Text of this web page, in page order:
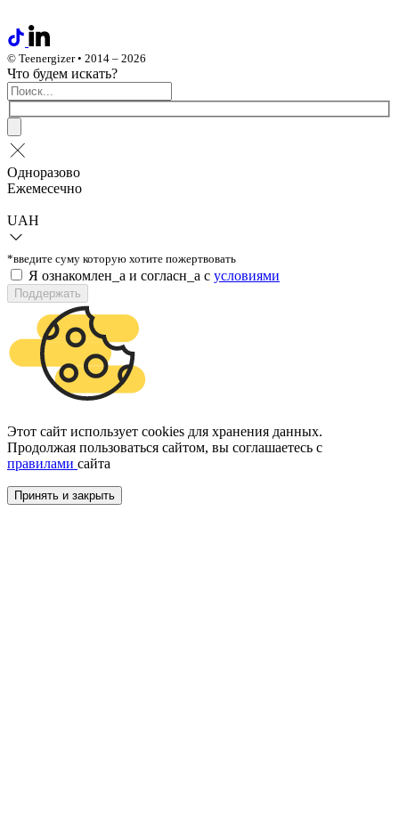
© Teenergizer • 2014 – 2026
Что будем искать?
Одноразово
Ежемесечно
UAH
*введите суму которую хотите пожертвовать
Я ознакомлен_а и согласн_а c условиями
Поддержать
Этот сайт использует cookies для хранения данных.
Продолжая пользоваться сайтом, вы соглашаетесь с
правилами сайта
Принять и закрыть